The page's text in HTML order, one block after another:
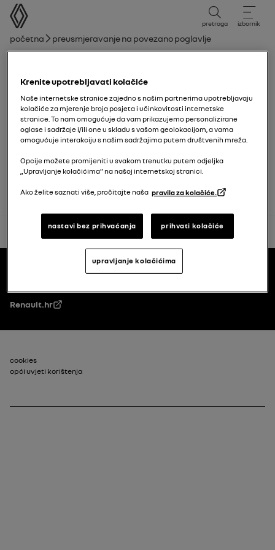
korisnički priručnik
pretraga izbornik
mrvice
Početna Preusmjeravanje na povezano poglavlje
Kartica
Ključ, daljinski upravljač
Vrata i otvarajući dijelovi
natrag na vrh
Renault.hr
Footer_2
cookies
opći uvjeti korištenja
Krenite upotrebljavati kolačiće
Naše internetske stranice zajedno s našim partnerima upotrebljavaju
kolačiće za mjerenje broja posjeta i učinkovitosti internetske
stranice. To nam omogućuje da vam prikazujemo personalizirane
oglase i sadržaje i/ili one u skladu s vašom geolokacijom, a vama
omogućuje interakciju s našim sadržajima putem društvenih mreža.
Opcije možete promijeniti u svakom trenutku putem odjeljka
„Upravljanje kolačićima” na našoj internetskoj stranici.
Ako želite saznati više, pročitajte naša pravila za kolačiće.
nastavi bez prihvaćanja prihvati kolačiće
upravljanje kolačićima